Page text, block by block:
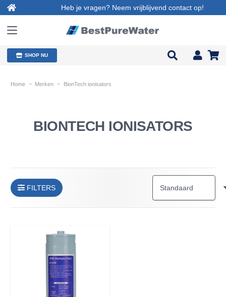
Heb je vragen? Neem vrijblijvend contact op!
SHOP NU
Home ~ Merken ~ BionTech ionisators
BIONTECH IONISATORS
FILTERS